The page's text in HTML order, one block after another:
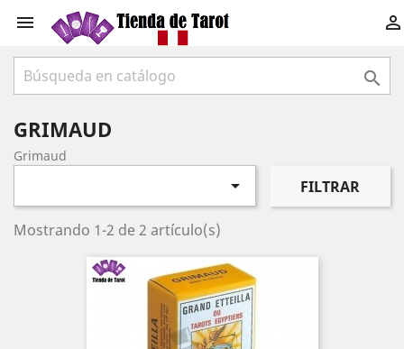
 

GRIMAUD
Grimaud
 FILTRAR
Mostrando 1-2 de 2 artículo(s)